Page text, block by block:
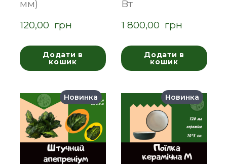
мм)
120,00  грн
Додати в
кошик
Вт
1 800,00  грн
Додати в
кошик
Новинка Новинка